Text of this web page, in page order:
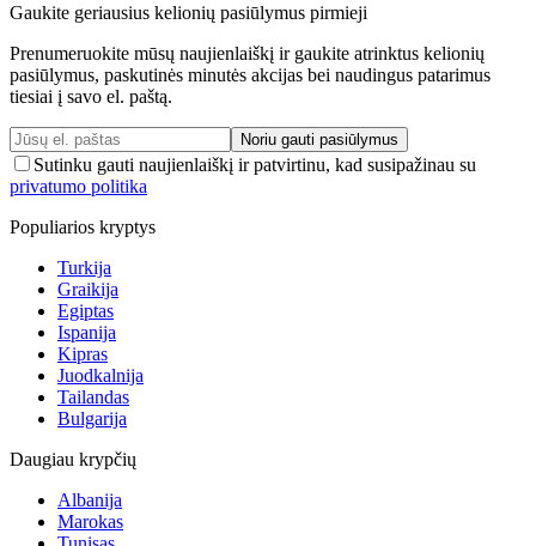
Gaukite geriausius kelionių pasiūlymus pirmieji
Prenumeruokite mūsų naujienlaiškį ir gaukite atrinktus kelionių
pasiūlymus, paskutinės minutės akcijas bei naudingus patarimus
tiesiai į savo el. paštą.
Noriu gauti pasiūlymus
Sutinku gauti naujienlaiškį ir patvirtinu, kad susipažinau su
privatumo politika
Populiarios kryptys
Turkija
Graikija
Egiptas
Ispanija
Kipras
Juodkalnija
Tailandas
Bulgarija
Daugiau krypčių
Albanija
Marokas